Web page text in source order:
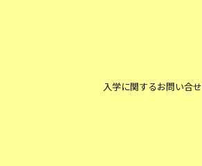
入学に関するお問い合せ